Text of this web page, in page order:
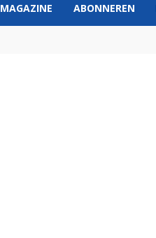
MAGAZINE ABONNEREN